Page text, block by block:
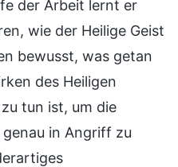
der Arbeit lernt er
wie der Heilige Geist
bewusst, was getan
des Heiligen
tun ist, um die
in Angriff zu